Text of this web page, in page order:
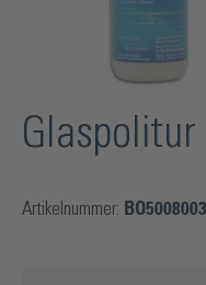
Artikelnummer: BO5008003